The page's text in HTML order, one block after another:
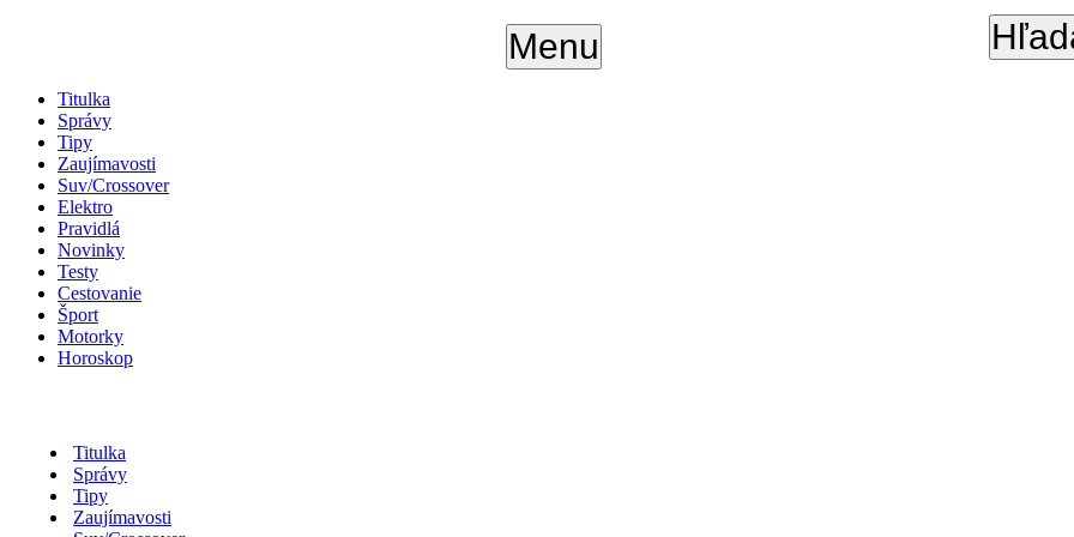
Menu
Titulka
Správy
Tipy
Zaujímavosti
Suv/Crossover
Elektro
Pravidlá
Novinky
Testy
Cestovanie
Šport
Motorky
Horoskop
Titulka
Správy
Tipy
Zaujímavosti